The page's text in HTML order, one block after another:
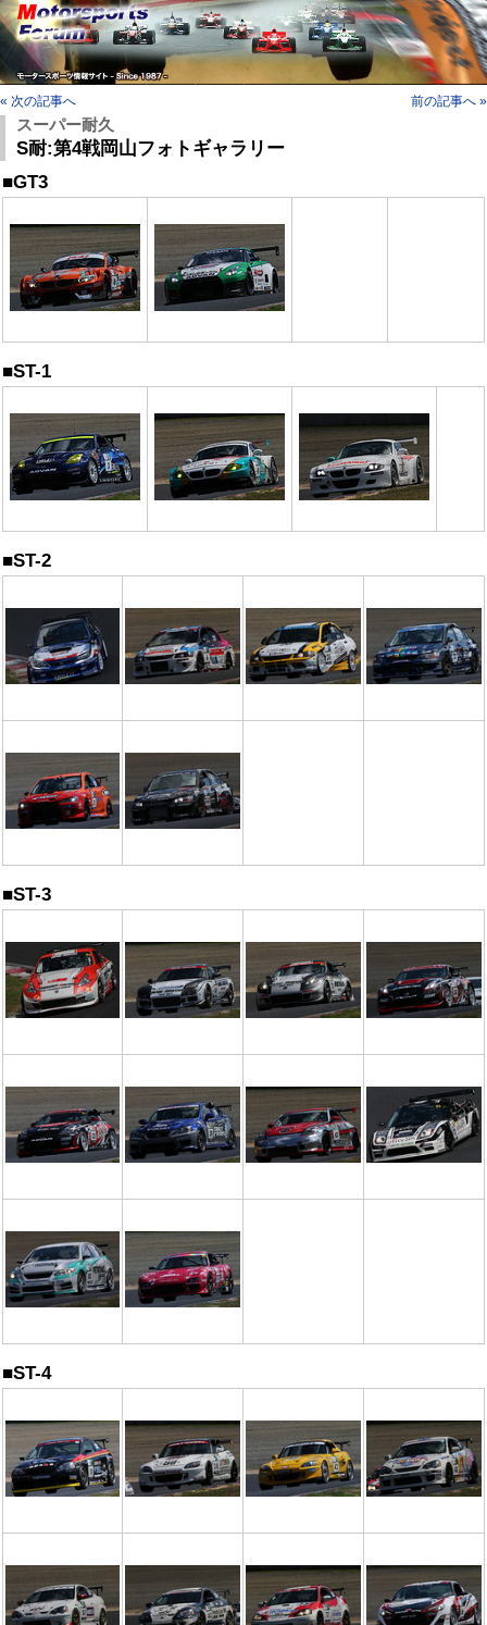
« 次の記事へ 前の記事へ »
スーパー耐久
S耐:第4戦岡山フォトギャラリー
■GT3
■ST-1
■ST-2
■ST-3
■ST-4